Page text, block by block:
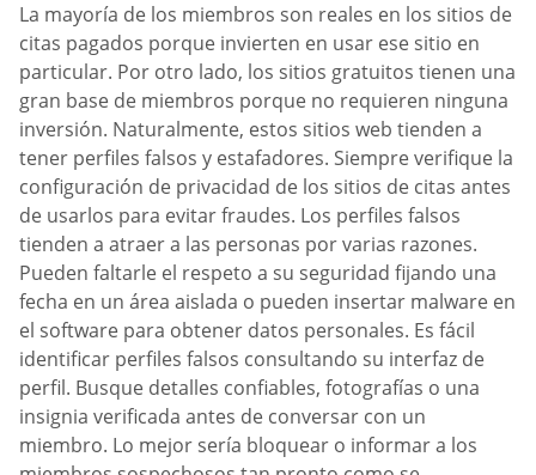
La mayoría de los miembros son reales en los sitios de
citas pagados porque invierten en usar ese sitio en
particular. Por otro lado, los sitios gratuitos tienen una
gran base de miembros porque no requieren ninguna
inversión. Naturalmente, estos sitios web tienden a
tener perfiles falsos y estafadores. Siempre verifique la
configuración de privacidad de los sitios de citas antes
de usarlos para evitar fraudes. Los perfiles falsos
tienden a atraer a las personas por varias razones.
Pueden faltarle el respeto a su seguridad fijando una
fecha en un área aislada o pueden insertar malware en
el software para obtener datos personales. Es fácil
identificar perfiles falsos consultando su interfaz de
perfil. Busque detalles confiables, fotografías o una
insignia verificada antes de conversar con un
miembro. Lo mejor sería bloquear o informar a los